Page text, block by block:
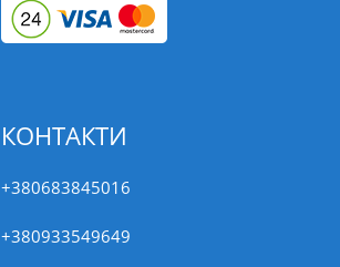
КОНТАКТИ
+380683845016
+380933549649